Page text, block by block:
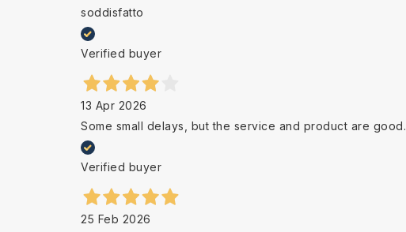
soddisfatto
Verified buyer
13 Apr 2026
Some small delays, but the service and product are good.
Verified buyer
25 Feb 2026